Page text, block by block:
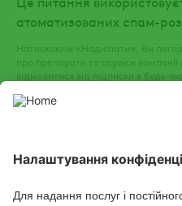
атоматизованих спам-
Натискаючи «Надіслати», Ви
про препарати та сервіси
відмовитися від підписки в будь-